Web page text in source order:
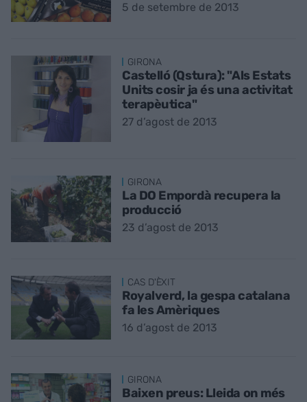
5 de setembre de 2013
GIRONA
Castelló (Qstura): "Als Estats
Units cosir ja és una activitat
terapèutica"
27 d’agost de 2013
GIRONA
La DO Empordà recupera la
producció
23 d’agost de 2013
CAS D'ÈXIT
Royalverd, la gespa catalana
fa les Amèriques
16 d’agost de 2013
GIRONA
Baixen preus: Lleida on més